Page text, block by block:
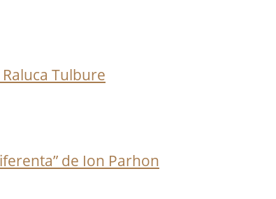
Raluca Tulbure
de Ion Parhon